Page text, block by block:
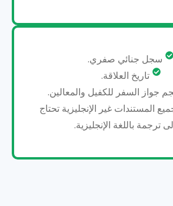
سجل جنائي صفري.
تاريخ العلاقة.
جواز السفر للكفيل والمعالين.
المستندات غير الإنجليزية تحتاج
ترجمة باللغة الإنجليزية.